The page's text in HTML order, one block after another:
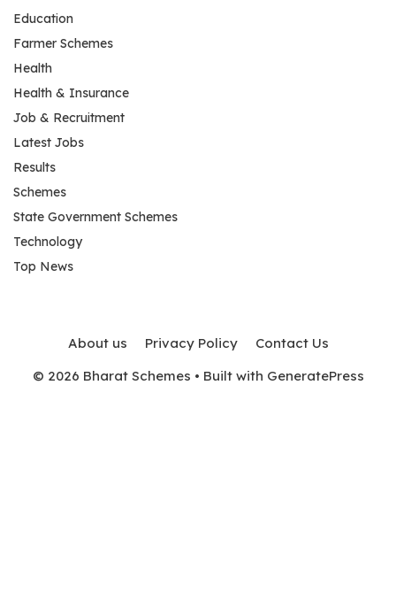
Education
Farmer Schemes
Health
Health & Insurance
Job & Recruitment
Latest Jobs
Results
Schemes
State Government Schemes
Technology
Top News
About us Privacy Policy
Contact Us
© 2026 Bharat Schemes • Built with GeneratePress